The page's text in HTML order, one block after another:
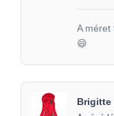
A méret
😄
Brigitte